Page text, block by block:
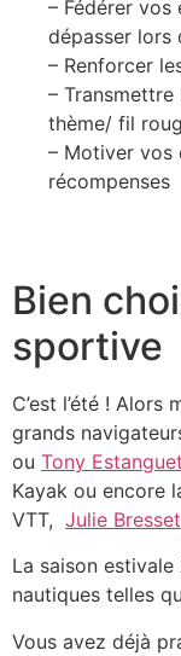
– Fédérer
dépasser lors
– Renforcer
– Transmettre
thème/ fil
– Motiver vos
récompenses
Bien
sportive
C’est l’été !
grands
ou Tony Estanguet
Kayak ou encore
VTT, Julie Bresset
La saison
nautiques telles
Vous avez déjà